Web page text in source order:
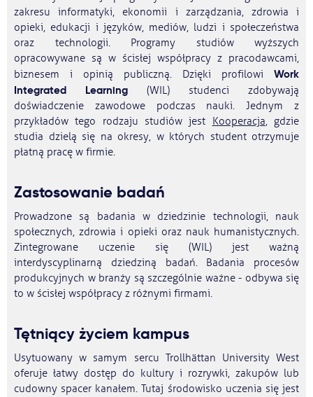
zakresu informatyki, ekonomii i zarządzania, zdrowia i
opieki, edukacji i języków, mediów, ludzi i społeczeństwa
oraz technologii. Programy studiów wyższych
opracowywane są w ścisłej współpracy z pracodawcami,
biznesem i opinią publiczną. Dzięki profilowi ​​ Work
Integrated Learning (WIL) studenci zdobywają
doświadczenie zawodowe podczas nauki. Jednym z
przykładów tego rodzaju studiów jest Kooperacja, gdzie
studia dzielą się na okresy, w których student otrzymuje
płatną pracę w firmie.
Zastosowanie badań
Prowadzone są badania w dziedzinie technologii, nauk
społecznych, zdrowia i opieki oraz nauk humanistycznych.
Zintegrowane uczenie się (WIL) jest ważną
interdyscyplinarną dziedziną badań. Badania procesów
produkcyjnych w branży są szczególnie ważne - odbywa się
to w ścisłej współpracy z różnymi firmami.
Tętniący życiem kampus
Usytuowany w samym sercu Trollhättan University West
oferuje łatwy dostęp do kultury i rozrywki, zakupów lub
cudowny spacer kanałem. Tutaj środowisko uczenia się jest